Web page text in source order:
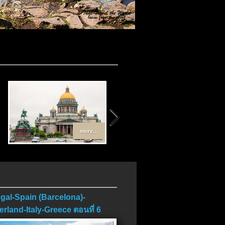
more...
Spain (Barcelona)-
Italy-Greece ตอนที่ 6